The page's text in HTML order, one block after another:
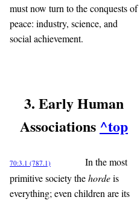
must now turn to the conquests of
peace: industry, science, and
social achievement.
3. Early Human
Associations ^top
70:3.1 (787.1)
In the most
primitive society thehordeis
everything; even children are its